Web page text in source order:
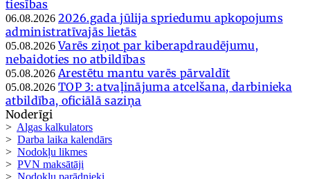
tiesības
06.08.2026 2026.gada jūlija spriedumu apkopojums
administratīvajās lietās
05.08.2026 Varēs ziņot par kiberapdraudējumu,
nebaidoties no atbildības
05.08.2026 Arestētu mantu varēs pārvaldīt
05.08.2026 TOP 3: atvaļinājuma atcelšana, darbinieka
atbildība, oficiālā saziņa
Noderīgi
> Algas kalkulators
> Darba laika kalendārs
> Nodokļu likmes
> PVN maksātāji
> Nodokļu parādnieki